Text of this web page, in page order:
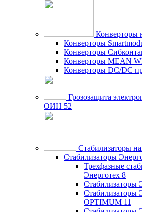
Конверторы
Конверторы
Конверторы
Конверторы MEAN
Конверторы DC/DC
Грозозащита
ОИН 52
Стабилизаторы
Стабилизаторы
Трехфазные
Энерготех 8
Стабилизаторы
Стабилизаторы
OPTIMUM 11